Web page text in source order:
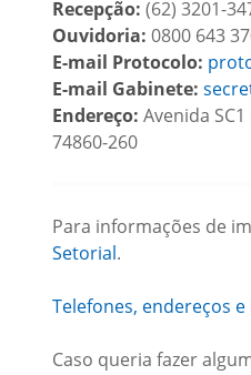
Recepção: (62) 3201-
Ouvidoria: 0800 643
E-mail Protocolo:
E-mail Gabinete:
Endereço: Avenida
74860-260
Para informações de
Setorial.
Telefones, endereços
Caso queria fazer